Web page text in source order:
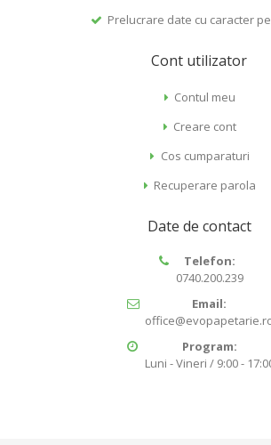
Prelucrare date cu caracter
Cont utilizator
Contul meu
Creare cont
Cos cumparaturi
Recuperare parola
Date de contact
Telefon:
0740.200.239
Email:
Program:
Luni - Vineri / 9:00 -